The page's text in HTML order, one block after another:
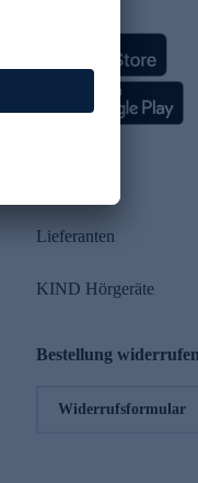
Lieferanten
KIND Hörgeräte
Bestellung widerrufen
Widerrufsformular